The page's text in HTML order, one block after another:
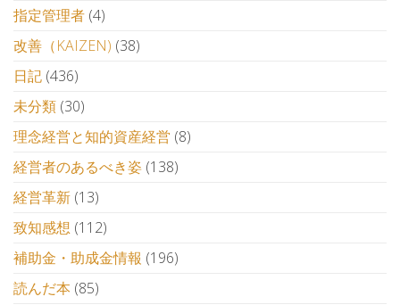
指定管理者 (4)
改善（KAIZEN) (38)
日記 (436)
未分類 (30)
理念経営と知的資産経営 (8)
経営者のあるべき姿 (138)
経営革新 (13)
致知感想 (112)
補助金・助成金情報 (196)
読んだ本 (85)